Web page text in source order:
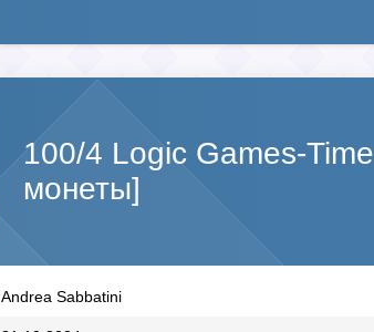
100/4 Logic Games-
монеты]
Andrea Sabbatini